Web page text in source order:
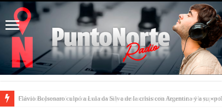
Camilota presentó a su nueva novia y contó su historia de amor: «Hoy, por